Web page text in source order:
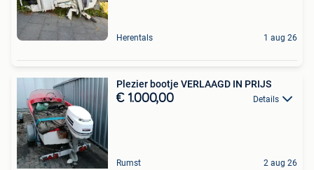
Herentals 1 aug 26
Plezier bootje VERLAAGD IN PRIJS
€ 1.000,00 Details
Rumst 2 aug 26